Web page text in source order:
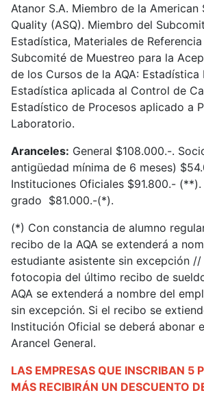
Atanor S.A. Miembro de la
Quality (ASQ). Miembro del
Estadística, Materiales de
Subcomité de Muestreo para la
de los Cursos de la AQA: Estadística
Estadística aplicada al Control de
Estadístico de Procesos aplicado a
Laboratorio.
Aranceles: General $108.000.-.
antigüedad mínima de 6 meses)
Instituciones Oficiales $91.800.-
grado $81.000.-(*).
(*) Con constancia de alumno
recibo de la AQA se extenderá a
estudiante asistente sin excepción
fotocopia del último recibo de
AQA se extenderá a nombre del
sin excepción. Si el recibo se
Institución Oficial se deberá abonar
Arancel General.
LAS EMPRESAS QUE INSCRIBAN 5
MÁS RECIBIRÁN UN DESCUENTO